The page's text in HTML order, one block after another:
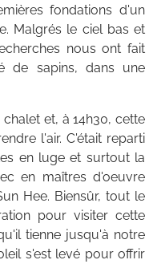
fondations d'un
Malgrés le ciel bas et
nous ont fait
de sapins, dans une
et, à 14h30, cette
l'air. C'était reparti
en luge et surtout la
en maîtres d'oeuvre
Hee. Biensûr, tout le
pour visiter cette
tienne jusqu'à notre
s'est levé pour offrir